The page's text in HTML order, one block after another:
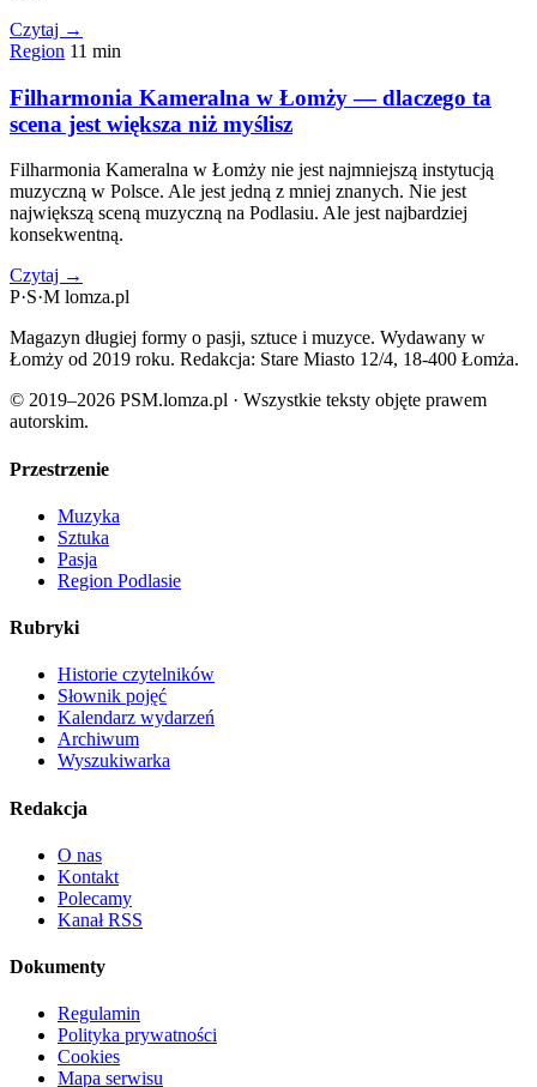
Czytaj →
Region 11 min
Filharmonia Kameralna w Łomży — dlaczego ta
scena jest większa niż myślisz
Filharmonia Kameralna w Łomży nie jest najmniejszą instytucją
muzyczną w Polsce. Ale jest jedną z mniej znanych. Nie jest
największą sceną muzyczną na Podlasiu. Ale jest najbardziej
konsekwentną.
Czytaj →
P·S·M lomza.pl
Magazyn długiej formy o pasji, sztuce i muzyce. Wydawany w
Łomży od 2019 roku. Redakcja: Stare Miasto 12/4, 18-400 Łomża.
© 2019–2026 PSM.lomza.pl · Wszystkie teksty objęte prawem
autorskim.
Przestrzenie
Muzyka
Sztuka
Pasja
Region Podlasie
Rubryki
Historie czytelników
Słownik pojęć
Kalendarz wydarzeń
Archiwum
Wyszukiwarka
Redakcja
O nas
Kontakt
Polecamy
Kanał RSS
Dokumenty
Regulamin
Polityka prywatności
Cookies
Mapa serwisu